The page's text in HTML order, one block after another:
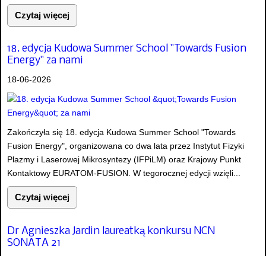
Czytaj więcej
18. edycja Kudowa Summer School "Towards Fusion
Energy" za nami
18-06-2026
Zakończyła się 18. edycja Kudowa Summer School "Towards
Fusion Energy", organizowana co dwa lata przez Instytut Fizyki
Plazmy i Laserowej Mikrosyntezy (IFPiLM) oraz Krajowy Punkt
Kontaktowy EURATOM-FUSION. W tegorocznej edycji wzięli...
Czytaj więcej
Dr Agnieszka Jardin laureatką konkursu NCN
SONATA 21